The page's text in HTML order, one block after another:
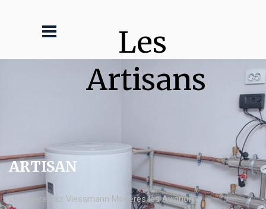
Les
Artisans
ARTISAN
chaudière gaz Viessmann Morières lès Avignon